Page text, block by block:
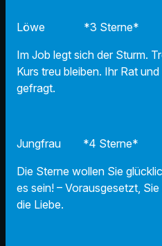
Löwe *3 Sterne*
Im Job legt sich der Sturm.
Kurs treu bleiben. Ihr Rat
gefragt.
Jungfrau *4 Sterne*
Die Sterne wollen Sie
es sein! – Vorausgesetzt,
die Liebe.